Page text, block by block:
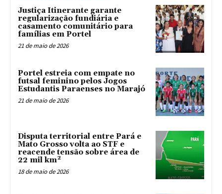
Justiça Itinerante garante
regularização fundiária e
casamento comunitário para
famílias em Portel
21 de maio de 2026
Portel estreia com empate no
futsal feminino pelos Jogos
Estudantis Paraenses no Marajó
21 de maio de 2026
Disputa territorial entre Pará e
Mato Grosso volta ao STF e
reacende tensão sobre área de
22 mil km²
18 de maio de 2026